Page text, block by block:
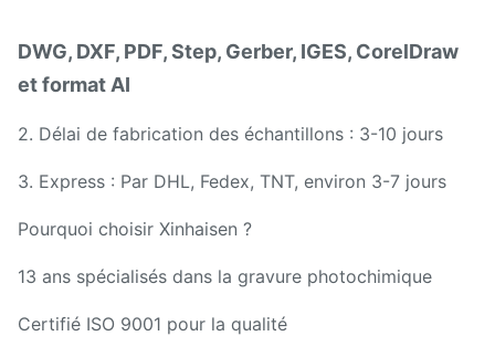
DWG, DXF, PDF, Step, Gerber, IGES, CorelDraw
et format AI
2. Délai de fabrication des échantillons : 3-10 jours
3. Express : Par DHL, Fedex, TNT, environ 3-7 jours
Pourquoi choisir Xinhaisen ?
13 ans spécialisés dans la gravure photochimique
Certifié ISO 9001 pour la qualité